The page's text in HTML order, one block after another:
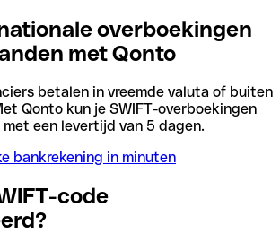
overboekingen
met Qonto
betalen in vreemde valuta of buiten
Qonto kun je SWIFT-overboekingen
een levertijd van 5 dagen.
bankrekening in minuten
code